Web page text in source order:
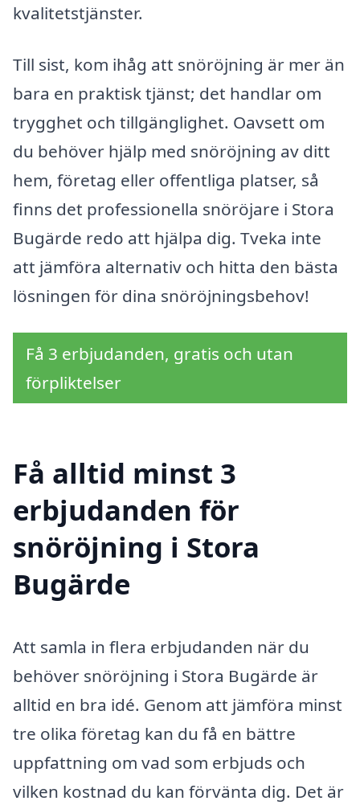
kvalitetstjänster.
Till sist, kom ihåg att snöröjning är mer än
bara en praktisk tjänst; det handlar om
trygghet och tillgänglighet. Oavsett om
du behöver hjälp med snöröjning av ditt
hem, företag eller offentliga platser, så
finns det professionella snöröjare i Stora
Bugärde redo att hjälpa dig. Tveka inte
att jämföra alternativ och hitta den bästa
lösningen för dina snöröjningsbehov!
Få 3 erbjudanden, gratis och utan
förpliktelser
Få alltid minst 3
erbjudanden för
snöröjning i Stora
Bugärde
Att samla in flera erbjudanden när du
behöver snöröjning i Stora Bugärde är
alltid en bra idé. Genom att jämföra minst
tre olika företag kan du få en bättre
uppfattning om vad som erbjuds och
vilken kostnad du kan förvänta dig. Det är